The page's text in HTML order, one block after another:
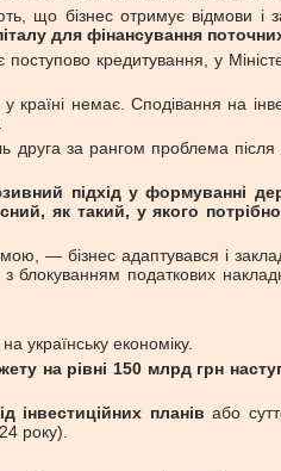
що бізнес отримує відмови і
для фінансування
кредитування, у
немає. Сподівання на
за рангом проблема
підхід у формуванні
як такий, у якого
— бізнес адаптувався і
з блокуванням податкових
українську економіку.
на рівні 150 млрд грн
інвестиційних планів або
року).